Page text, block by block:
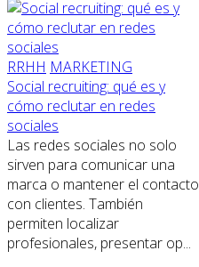
RRHH MARKETING
Social recruiting: qué es y
cómo reclutar en redes
sociales
Las redes sociales no solo
sirven para comunicar una
marca o mantener el contacto
con clientes. También
permiten localizar
profesionales, presentar op...